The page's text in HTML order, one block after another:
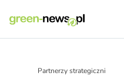
Partnerzy strategiczni